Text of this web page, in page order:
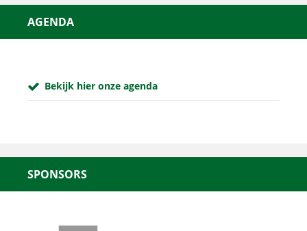
AGENDA
Bekijk hier onze agenda
SPONSORS